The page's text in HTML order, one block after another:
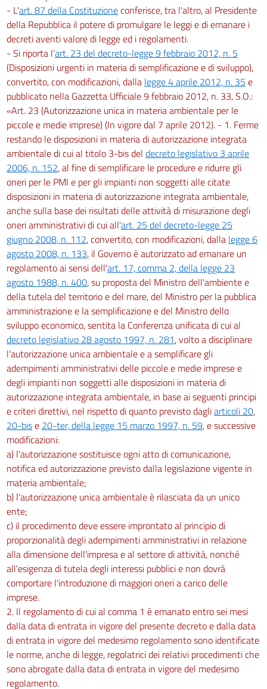
- L'art. 87 della Costituzioneconferisce, tra l'altro, al Presidente
della Repubblica il potere di promulgare le leggi e di emanare i
decreti aventi valore di legge ed i regolamenti.
- Si riporta l'art. 23 del decreto-legge 9 febbraio 2012, n. 5
(Disposizioni urgenti in materia di semplificazione e di sviluppo),
convertito, con modificazioni, dalla legge 4 aprile 2012, n. 35 e
pubblicato nella Gazzetta Ufficiale 9 febbraio 2012, n. 33, S.O.:
«Art. 23 (Autorizzazione unica in materia ambientale per le
piccole e medie imprese) (In vigore dal 7 aprile 2012). - 1. Ferme
restando le disposizioni in materia di autorizzazione integrata
ambientale di cui al titolo 3-bis del decreto legislativo 3 aprile
2006, n. 152, al fine di semplificare le procedure e ridurre gli
oneri per le PMI e per gli impianti non soggetti alle citate
disposizioni in materia di autorizzazione integrata ambientale,
anche sulla base dei risultati delle attività di misurazione degli
oneri amministrativi di cui all'art. 25 del decreto-legge 25
giugno 2008, n. 112, convertito, con modificazioni, dalla legge 6
agosto 2008, n. 133, il Governo è autorizzato ad emanare un
regolamento ai sensi dell'art. 17, comma 2, della legge 23
agosto 1988, n. 400, su proposta del Ministro dell'ambiente e
della tutela del territorio e del mare, del Ministro per la pubblica
amministrazione e la semplificazione e del Ministro dello
sviluppo economico, sentita la Conferenza unificata di cui al
decreto legislativo 28 agosto 1997, n. 281, volto a disciplinare
l'autorizzazione unica ambientale e a semplificare gli
adempimenti amministrativi delle piccole e medie imprese e
degli impianti non soggetti alle disposizioni in materia di
autorizzazione integrata ambientale, in base ai seguenti principi
e criteri direttivi, nel rispetto di quanto previsto dagliarticoli 20,
20-bise 20-ter, della legge 15 marzo 1997, n. 59, e successive
modificazioni:
a) l'autorizzazione sostituisce ogni atto di comunicazione,
notifica ed autorizzazione previsto dalla legislazione vigente in
materia ambientale;
b) l'autorizzazione unica ambientale è rilasciata da un unico
ente;
c) il procedimento deve essere improntato al principio di
proporzionalità degli adempimenti amministrativi in relazione
alla dimensione dell'impresa e al settore di attività, nonché
all'esigenza di tutela degli interessi pubblici e non dovrà
comportare l'introduzione di maggiori oneri a carico delle
imprese.
2. Il regolamento di cui al comma 1 è emanato entro sei mesi
dalla data di entrata in vigore del presente decreto e dalla data
di entrata in vigore del medesimo regolamento sono identificate
le norme, anche di legge, regolatrici dei relativi procedimenti che
sono abrogate dalla data di entrata in vigore del medesimo
regolamento.